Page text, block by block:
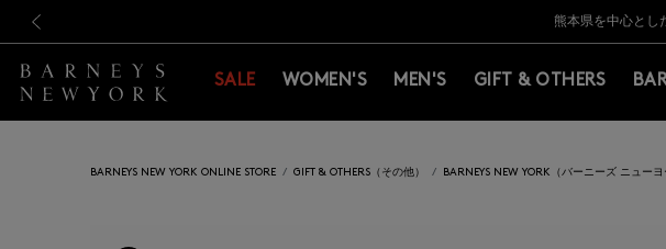
新規登録のお客様も対象！＜MY BARNEYS＞会員のお
【夏季休業に伴う返
熊本県を中心とし
【開催中】
新規登録のお客様も対象！＜MY BARNEYS＞会員のお
【夏季休業に伴う返
SALE WOMEN'S MEN'S GIFT & OTHERS
BARNEYS NEW YORK ONLINE STORE GIFT & OTHERS（その他） BARNEYS NEW YORK（バーニーズ ニューヨ